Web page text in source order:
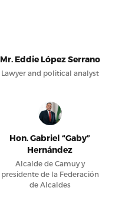
Mr. Eddie López Serrano
Lawyer and political analyst
Hon. Gabriel “Gaby”
Hernández
Alcalde de Camuy y
presidente de la Federación
de Alcaldes